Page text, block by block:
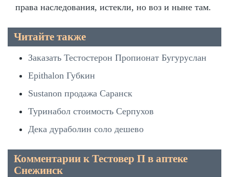
права наследования, истекли, но воз и ныне там.
Читайте также
Заказать Тестостерон Пропионат Бугуруслан
Epithalon Губкин
Sustanon продажа Саранск
Туринабол стоимость Серпухов
Дека дураболин соло дешево
Комментарии к Тестовер П в аптеке
Снежинск